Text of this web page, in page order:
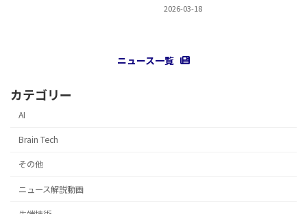
2026-03-18
ニュース一覧
カテゴリー
AI
Brain Tech
その他
ニュース解説動画